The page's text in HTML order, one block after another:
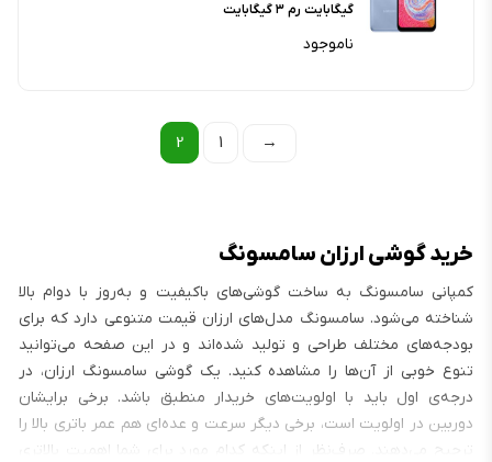
گیگابایت رم ۳ گیگابایت
ناموجود
→
1
2
خرید گوشی ارزان سامسونگ
کمپانی سامسونگ به ساخت گوشی‌های باکیفیت و به‌روز با دوام بالا
شناخته می‌شود. سامسونگ مدل‌های ارزان قیمت متنوعی دارد که برای
بودجه‌های مختلف طراحی و تولید شده‌اند و در این صفحه می‌توانید
تنوع خوبی از آن‌ها را مشاهده کنید. یک گوشی سامسونگ ارزان، در
درجه‌ی اول باید با اولویت‌های خریدار منطبق باشد. برخی برایشان
دوربین در اولویت است، برخی دیگر سرعت و عده‌ای هم عمر باتری بالا را
ترجیح می‌دهند. صرف‌نظر از اینکه کدام مورد برای شما اهمیت بالاتری